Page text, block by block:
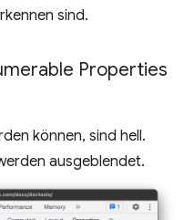
sind.
Properties
können, sind hell.
ausgeblendet.